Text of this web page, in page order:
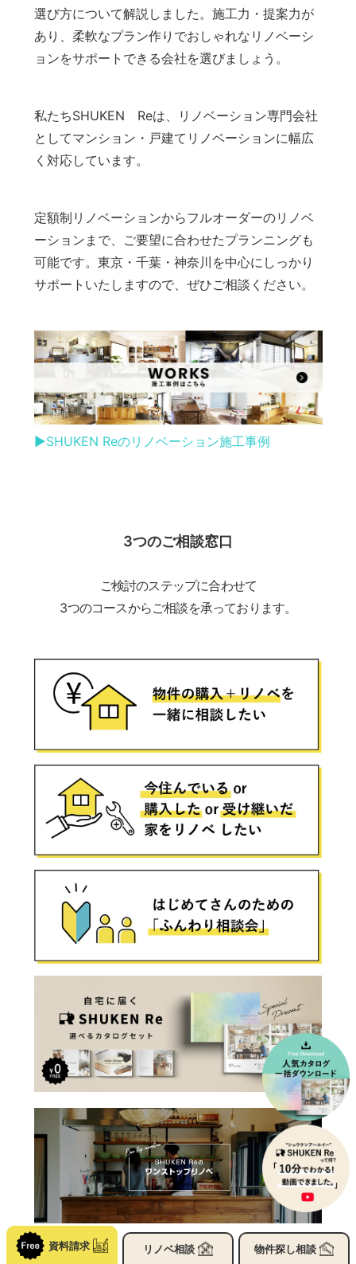
選び方について解説しました。施工力・提案力が
あり、柔軟なプラン作りでおしゃれなリノベーシ
ョンをサポートできる会社を選びましょう。
私たちSHUKEN Reは、リノベーション専門会社
としてマンション・戸建てリノベーションに幅広
く対応しています。
定額制リノベーションからフルオーダーのリノベ
ーションまで、ご要望に合わせたプランニングも
可能です。東京・千葉・神奈川を中心にしっかり
サポートいたしますので、ぜひご相談ください。
▶︎SHUKEN Reのリノベーション施工事例
3つのご相談窓口
ご検討のステップに合わせて
3つのコースからご相談を承っております。
資料請求 リノベ相談 物件探し相談